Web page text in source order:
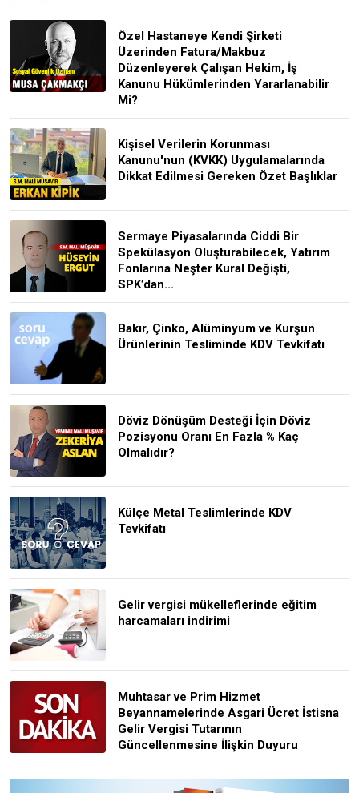
Özel Hastaneye Kendi Şirketi
Üzerinden Fatura/Makbuz
Düzenleyerek Çalışan Hekim, İş
Kanunu Hükümlerinden Yararlanabilir
Mi?
Kişisel Verilerin Korunması
Kanunu'nun (KVKK) Uygulamalarında
Dikkat Edilmesi Gereken Özet Başlıklar
Sermaye Piyasalarında Ciddi Bir
Spekülasyon Oluşturabilecek, Yatırım
Fonlarına Neşter Kural Değişti,
SPK’dan...
Bakır, Çinko, Alüminyum ve Kurşun
Ürünlerinin Tesliminde KDV Tevkifatı
Döviz Dönüşüm Desteği İçin Döviz
Pozisyonu Oranı En Fazla % Kaç
Olmalıdır?
Külçe Metal Teslimlerinde KDV
Tevkifatı
Gelir vergisi mükelleflerinde eğitim
harcamaları indirimi
Muhtasar ve Prim Hizmet
Beyannamelerinde Asgari Ücret İstisna
Gelir Vergisi Tutarının
Güncellenmesine İlişkin Duyuru